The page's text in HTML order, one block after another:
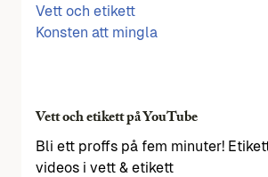
Vett och etikett
Konsten att mingla
Vett och etikett på YouTube
Bli ett proffs på fem minuter!
videos i vett & etikett